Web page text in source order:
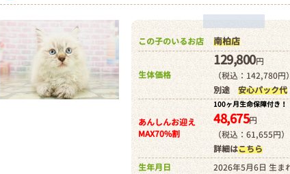
この子のいるお店 南柏店
生体価格
129,800円
（税込：142,780円
別途 安心パック代
あんしんお迎え
MAX70%割
100ヶ月生命保障付き！
48,675円
（税込：61,655円）
詳細はこちら
生年月日
2026年5月6日 生ま